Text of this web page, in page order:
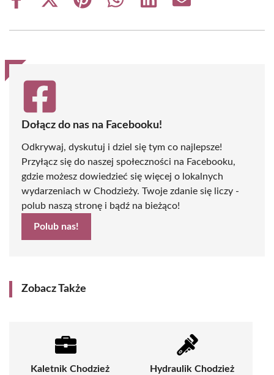
Share
Share
(Twitter)
Share
Share
Share
Share
Dołącz do nas na Facebooku!
Odkrywaj, dyskutuj i dziel się tym co najlepsze!
Przyłącz się do naszej społeczności na Facebooku,
gdzie możesz dowiedzieć się więcej o lokalnych
wydarzeniach w Chodzieży. Twoje zdanie się liczy -
polub naszą stronę i bądź na bieżąco!
Polub nas!
Zobacz Także
Kaletnik Chodzież Hydraulik Chodzież